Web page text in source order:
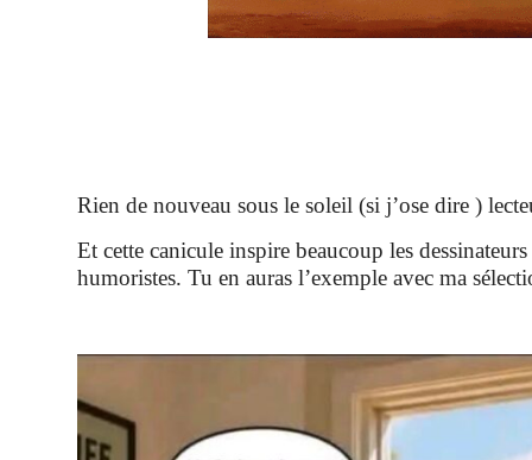
Rien de nouveau sous le soleil (si j’ose dire )
Et cette canicule inspire beaucoup les dessinateurs
humoristes. Tu en auras l’exemple avec ma